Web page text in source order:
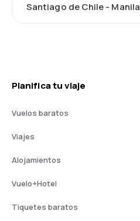
Santiago de Chile - Manila
Planifica tu viaje
Vuelos baratos
Viajes
Alojamientos
Vuelo+Hotel
Tiquetes baratos